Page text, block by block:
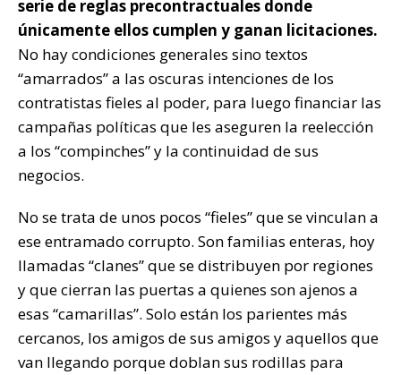
serie de reglas precontractuales donde
únicamente ellos cumplen y ganan licitaciones.
No hay condiciones generales sino textos
“amarrados” a las oscuras intenciones de los
contratistas fieles al poder, para luego financiar las
campañas políticas que les aseguren la reelección
a los “compinches” y la continuidad de sus
negocios.
No se trata de unos pocos “fieles” que se vinculan a
ese entramado corrupto. Son familias enteras, hoy
llamadas “clanes” que se distribuyen por regiones
y que cierran las puertas a quienes son ajenos a
esas “camarillas”. Solo están los parientes más
cercanos, los amigos de sus amigos y aquellos que
van llegando porque doblan sus rodillas para